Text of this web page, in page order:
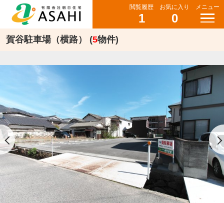
閲覧履歴
1
お気に入り
0
メニュー
賀谷駐車場（横路） (5物件)